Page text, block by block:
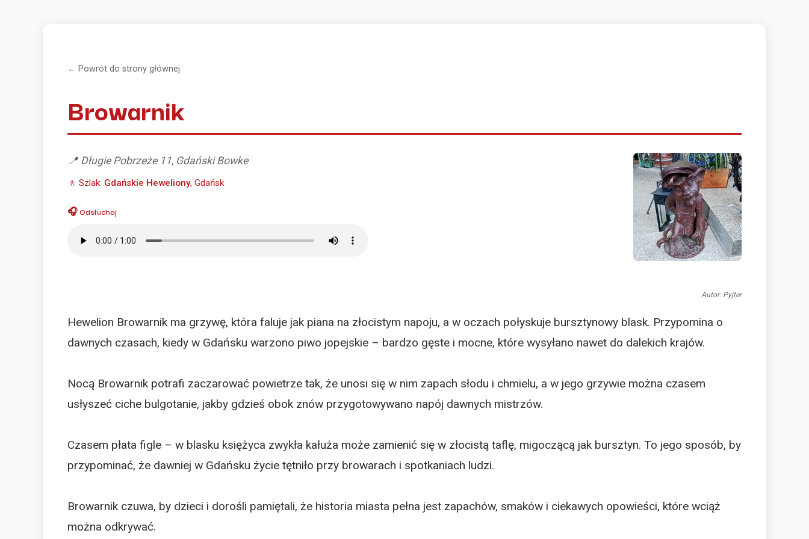
← Powrót do strony głównej
Browarnik
📍 Długie Pobrzeże 11, Gdański Bowke
🚶 Szlak: Gdańskie Heweliony, Gdańsk
🎧 Odsłuchaj
Autor: Pyjter
Hewelion Browarnik ma grzywę, która faluje jak piana na złocistym napoju, a w oczach połyskuje bursztynowy blask. Przypomina o
dawnych czasach, kiedy w Gdańsku warzono piwo jopejskie – bardzo gęste i mocne, które wysyłano nawet do dalekich krajów.
Nocą Browarnik potrafi zaczarować powietrze tak, że unosi się w nim zapach słodu i chmielu, a w jego grzywie można czasem
usłyszeć ciche bulgotanie, jakby gdzieś obok znów przygotowywano napój dawnych mistrzów.
Czasem płata figle – w blasku księżyca zwykła kałuża może zamienić się w złocistą taflę, migoczącą jak bursztyn. To jego sposób, by
przypominać, że dawniej w Gdańsku życie tętniło przy browarach i spotkaniach ludzi.
Browarnik czuwa, by dzieci i dorośli pamiętali, że historia miasta pełna jest zapachów, smaków i ciekawych opowieści, które wciąż
można odkrywać.